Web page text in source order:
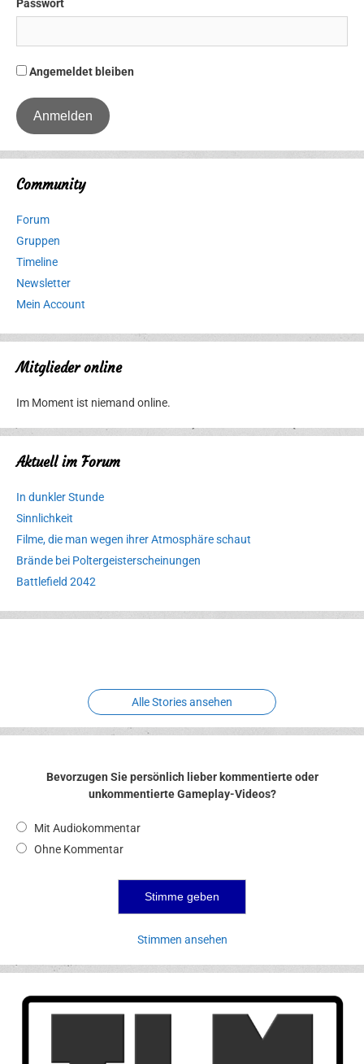
Passwort
Angemeldet bleiben
Community
Forum
Gruppen
Timeline
Newsletter
Mein Account
Mitglieder online
Im Moment ist niemand online.
Aktuell im Forum
In dunkler Stunde
Sinnlichkeit
Filme, die man wegen ihrer Atmosphäre schaut
Brände bei Poltergeisterscheinungen
Battlefield 2042
Erlebnispark
Verbotene
Alle Stories ansehen
Bevorzugen Sie persönlich lieber kommentierte oder
unkommentierte Gameplay-Videos?
Mit Audiokommentar
Ohne Kommentar
Stimmen ansehen